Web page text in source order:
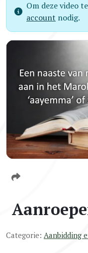
Om deze video
account nodig.
Categorie: Aanbidding